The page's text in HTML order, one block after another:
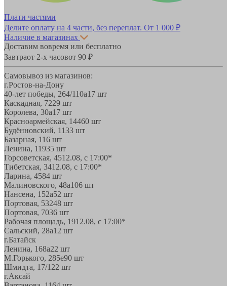
Плати частями
Делите оплату на 4 части, без переплат. От 1 000 ₽
Наличие в магазинах
Доставим вовремя или бесплатно
Завтраот 2-х часовот 90 ₽
Самовывоз из магазинов:
г.Ростов-на-Дону
40-лет победы, 264/110а17 шт
Каскадная, 7229 шт
Королева, 30а17 шт
Красноармейская, 14460 шт
Будённовский, 1133 шт
Базарная, 116 шт
Ленина, 11935 шт
Горсоветская, 4512.08, с 17:00*
Тибетская, 3412.08, с 17:00*
Ларина, 4584 шт
Малиновского, 48а106 шт
Нансена, 152а52 шт
Портовая, 53248 шт
Портовая, 7036 шт
Рабочая площадь, 1912.08, с 17:00*
Сальский, 28a12 шт
г.Батайск
Ленина, 168а22 шт
М.Горького, 285е90 шт
Шмидта, 17/1 22 шт
г.Аксай